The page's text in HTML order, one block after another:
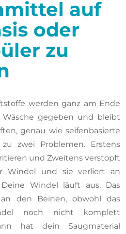
auf
oder
zu
werden ganz am Ende
Wäsche gegeben und bleibt
genau wie seifenbasierte
zwei Problemen. Erstens
und Zweitens verstopft
Windel und sie verliert an
Deine Windel läuft aus. Das
den Beinen, obwohl das
noch nicht komplett
hat dein Saugmaterial